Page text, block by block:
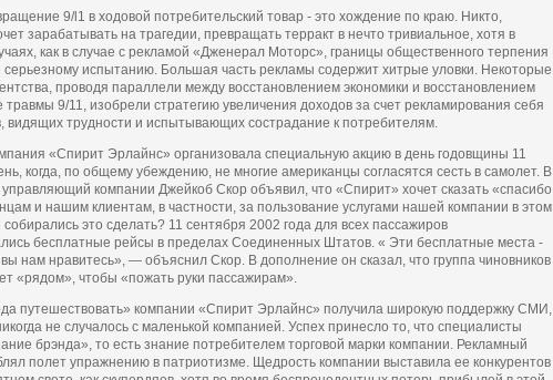
9/l1 в ходовой потребительский товар - это хождение по краю. Никто,
зарабатывать на трагедии, превращать терракт в нечто тривиальное, хотя в
как в случае с рекламой «Дженерал Моторс», границы общественного терпения
серьезному испытанию. Большая часть рекламы содержит хитрые уловки. Некоторые
проводя параллели между восстановлением экономики и восстановлением
травмы 9/11, изобрели стратегию увеличения доходов за счет рекламирования себя
видящих трудности и испытывающих сострадание к потребителям.
«Спирит Эрлайнс» организовала специальную акцию в день годовщины 11
когда, по общему убеждению, не многие американцы согласятся сесть в самолет. В
компании Джейкоб Скор объявил, что «Спирит» хочет сказать «спасибо
и нашим клиентам, в частности, за пользование услугами нашей компании в этом
собирались это сделать? 11 сентября 2002 года для всех пассажиров
бесплатные рейсы в пределах Соединенных Штатов. « Эти бесплатные места -
вы нам нравитесь», — объяснил Скор. В дополнение он сказал, что группа чиновников
«рядом», чтобы «пожать руки пассажирам».
путешествовать» компании «Спирит Эрлайнс» получила широкую поддержку СМИ,
не случалось с маленькой компанией. Успех принесло то, что специалисты
брэнда», то есть знание потребителем торговой марки компании. Рекламный
полет упражнению в патриотизме. Щедрость компании выставила ее конкурентов